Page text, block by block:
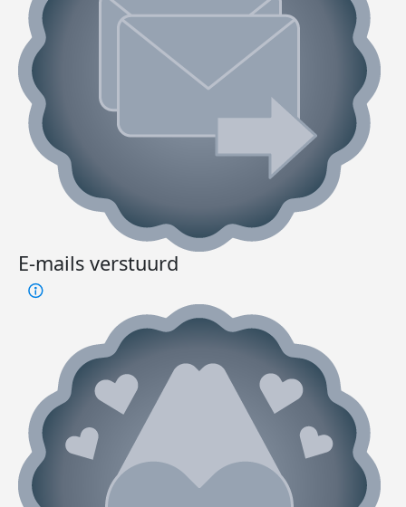
E-mails verstuurd